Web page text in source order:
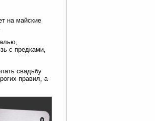
на майские
с предками,
свадьбу
правил, а